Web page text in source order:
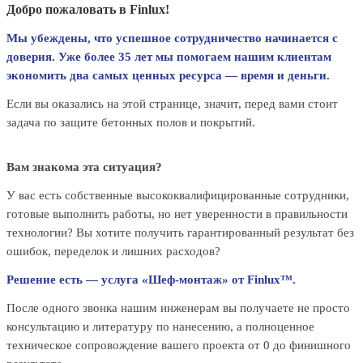
Добро пожаловать в Finlux!
Мы убеждены, что успешное сотрудничество начинается с
доверия. Уже более 35 лет мы помогаем нашим клиентам
экономить два самых ценных ресурса — время и деньги.
Если вы оказались на этой странице, значит, перед вами стоит
задача по защите бетонных полов и покрытий.
Вам знакома эта ситуация?
У вас есть собственные высококвалифицированные сотрудники,
готовые выполнить работы, но нет уверенности в правильности
технологии? Вы хотите получить гарантированный результат без
ошибок, переделок и лишних расходов?
Решение есть — услуга «Шеф-монтаж» от Finlux™.
После одного звонка нашим инженерам вы получаете не просто
консультацию и литературу по нанесению, а полноценное
техническое сопровождение вашего проекта от 0 до финишного